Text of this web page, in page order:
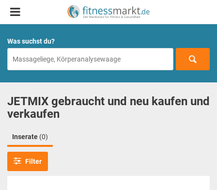
Was suchst du?
JETMIX gebraucht und neu kaufen und
verkaufen
Inserate (0)
Filter